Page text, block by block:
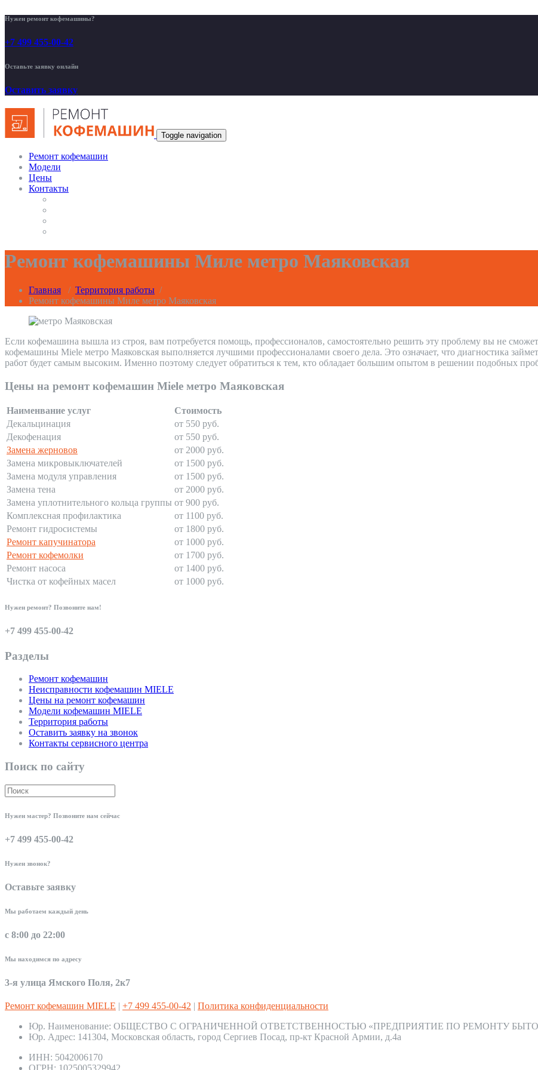
Нужен ремонт кофемашины?
+7 499 455-00-42
Оставьте заявку онлайн
Оставить заявку
Toggle navigation
Ремонт кофемашин
Модели
Цены
Контакты
Ремонт кофемашины Миле метро Маяковская
Главная / Территория работы /
Ремонт кофемашины Миле метро Маяковская
Если кофемашина вышла из строя, вам потребуется помощь, профессионалов, самостоятельно решить эту проблему вы не
кофемашины Miele метро Маяковская выполняется лучшими профессионалами своего дела. Это означает, что диагностика
работ будет самым высоким. Именно поэтому следует обратиться к тем, кто обладает большим опытом в решении подобных
Цены на ремонт кофемашин Miele метро Маяковская
Наименвание услуг
Стоимость
Декальцинация
от 550 руб.
Декофенация
от 550 руб.
Замена жерновов
от 2000 руб.
Замена микровыключателей
от 1500 руб.
Замена модуля управления
от 1500 руб.
Замена тена
от 2000 руб.
Замена уплотнительного кольца группы от 900 руб.
Комплексная профилактика
от 1100 руб.
Ремонт гидросистемы
от 1800 руб.
Ремонт капучинатора
от 1000 руб.
Ремонт кофемолки
от 1700 руб.
Ремонт насоса
от 1400 руб.
Чистка от кофейных масел
от 1000 руб.
Нужен ремонт? Позвоните нам!
+7 499 455-00-42
Разделы
Ремонт кофемашин
Неисправности кофемашин MIELE
Цены на ремонт кофемашин
Модели кофемашин MIELE
Территория работы
Оставить заявку на звонок
Контакты сервисного центра
Поиск по сайту
Нужен мастер? Позвоните нам сейчас
+7 499 455-00-42
Нужен звонок?
Оставьте заявку
Мы работаем каждый день
с 8:00 до 22:00
Мы находимся по адресу
3-я улица Ямского Поля, 2к7
Ремонт кофемашин MIELE | +7 499 455-00-42 | Политика конфиденциальности
Юр. Наименование: ОБЩЕСТВО С ОГРАНИЧЕННОЙ ОТВЕТСТВЕННОСТЬЮ «ПРЕДПРИЯТИЕ ПО РЕМОНТУ
Юр. Адрес: 141304, Московская область, город Сергиев Посад, пр-кт Красной Армии, д.4а
ИНН: 5042006170
ОГРН: 1025005329942